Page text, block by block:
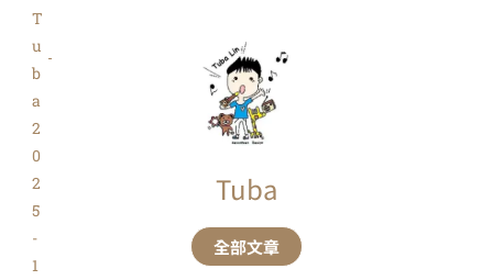
T
u
b
a
2
0
2
5
-
1
Tuba
全部文章